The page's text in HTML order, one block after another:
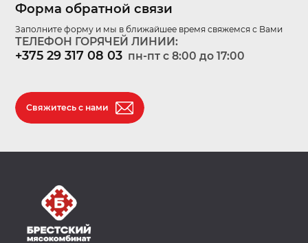
Форма обратной связи
Заполните форму и мы в ближайшее время свяжемся с Вами
ТЕЛЕФОН ГОРЯЧЕЙ ЛИНИИ:
+375 29 317 08 03 пн-пт c 8:00 до 17:00
Свяжитесь с нами